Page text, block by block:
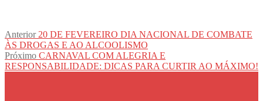
Navegação
de
Post
Anterior Post
anterior:
20 DE FEVEREIRO DIA NACIONAL DE COMBATE
ÀS DROGAS E AO ALCOOLISMO
Próximo Próximo
post:
CARNAVAL COM ALEGRIA E
RESPONSABILIDADE: DICAS PARA CURTIR AO MÁXIMO!